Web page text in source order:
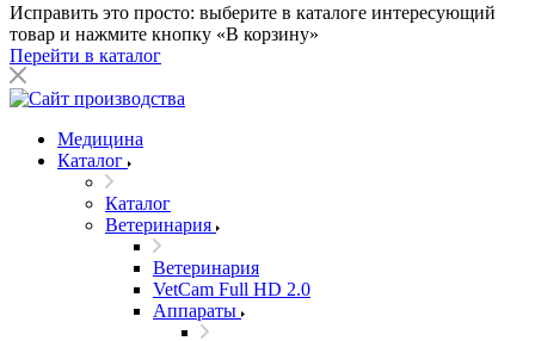
Исправить это просто: выберите в каталоге интересующий
товар и нажмите кнопку «В корзину»
Перейти в каталог
Медицина
Каталог
Каталог
Ветеринария
Ветеринария
VetCam Full HD 2.0
Аппараты